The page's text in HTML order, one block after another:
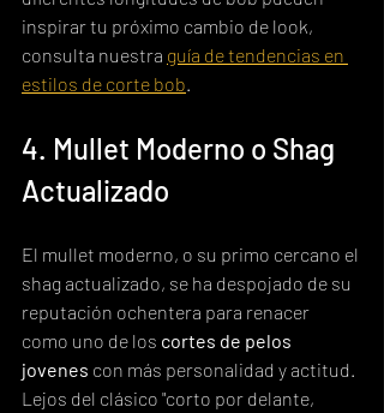
inspirar tu próximo cambio de look,
consulta nuestra guía de tendencias en
estilos de corte bob
4. Mullet Moderno o Shag
Actualizado
El mullet moderno, o su primo cercano el
shag actualizado, se ha despojado de su
reputación ochentera para renacer
como uno de los cortes de pelos
jovenes con más personalidad y actitud.
Lejos del clásico "corto por delante,